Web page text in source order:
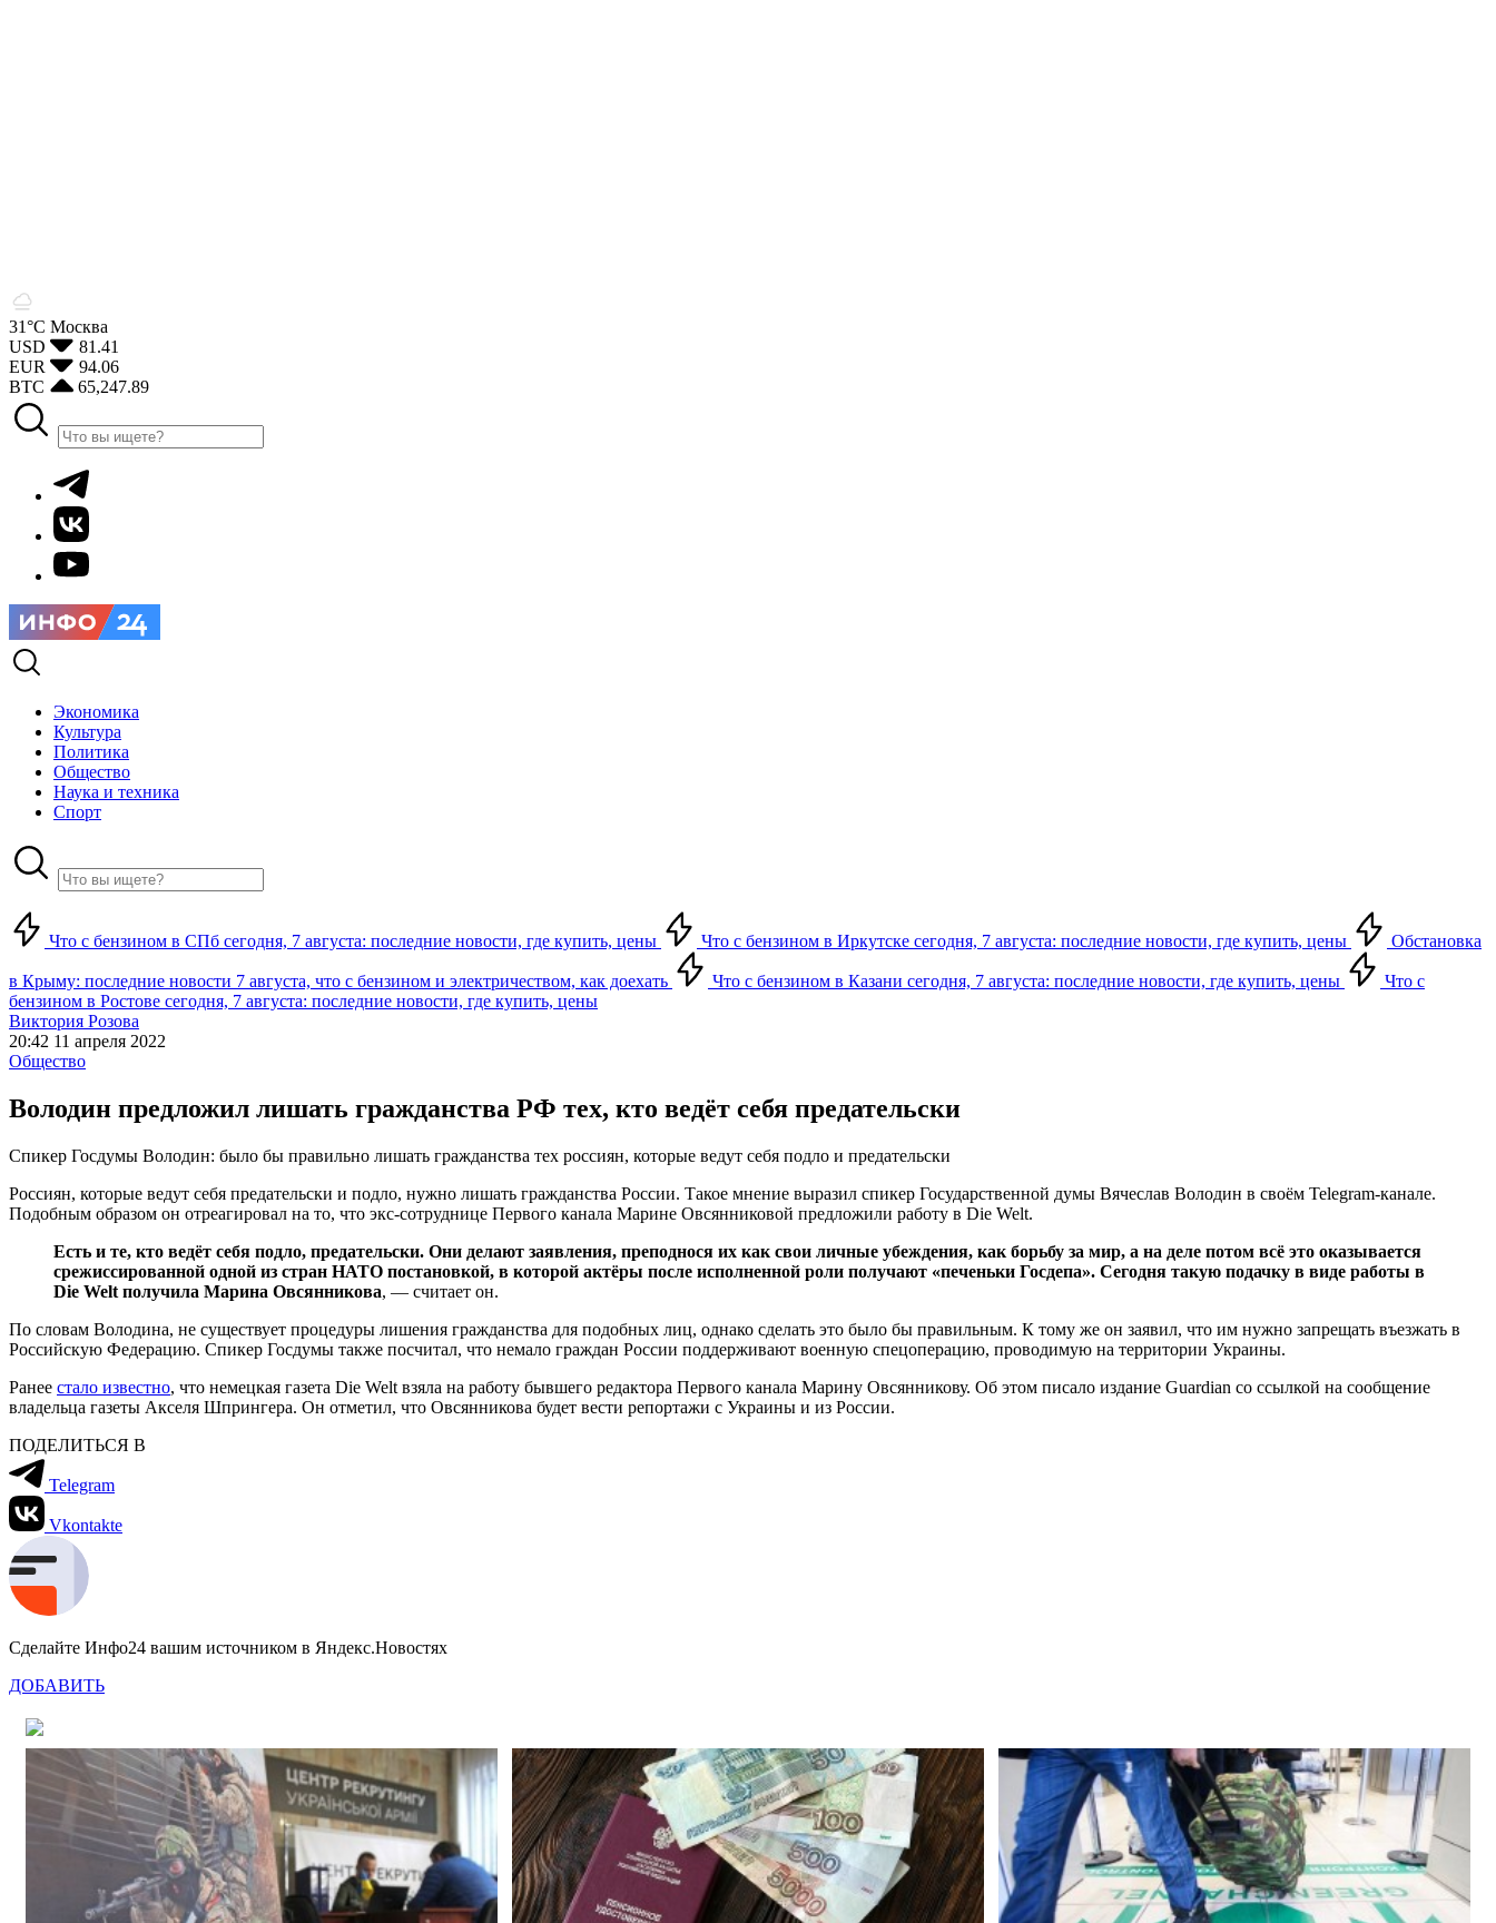
31°С Москва
USD
81.41
EUR
94.06
BTC
65,247.89
Экономика
Культура
Политика
Общество
Наука и техника
Спорт
Что с бензином в СПб сегодня, 7 августа: последние новости, где купить, цены Что с бензином в Иркутске сегодня, 7 августа: последние новости, где купить, цены Обстановка
в Крыму: последние новости 7 августа, что с бензином и электричеством, как доехать Что с бензином в Казани сегодня, 7 августа: последние новости, где купить, цены
Что с
бензином в Ростове сегодня, 7 августа: последние новости, где купить, цены
Виктория Розова
20:42 11 апреля 2022
Общество
Володин предложил лишать гражданства РФ тех, кто ведёт себя предательски
Спикер Госдумы Володин: было бы правильно лишать гражданства тех россиян, которые ведут себя подло и предательски
Россиян, которые ведут себя предательски и подло, нужно лишать гражданства России. Такое мнение выразил спикер Государственной думы Вячеслав Володин в своём Telegram-канале.
Подобным образом он отреагировал на то, что экс-сотруднице Первого канала Марине Овсянниковой предложили работу в Die Welt.
Есть и те, кто ведёт себя подло, предательски. Они делают заявления, преподнося их как свои личные убеждения, как борьбу за мир, а на деле потом всё это оказывается
срежиссированной одной из стран НАТО постановкой, в которой актёры после исполненной роли получают «печеньки Госдепа». Сегодня такую подачку в виде работы в
Die Welt получила Марина Овсянникова, — считает он.
По словам Володина, не существует процедуры лишения гражданства для подобных лиц, однако сделать это было бы правильным. К тому же он заявил, что им нужно запрещать въезжать в
Российскую Федерацию. Спикер Госдумы также посчитал, что немало граждан России поддерживают военную спецоперацию, проводимую на территории Украины.
Ранее стало известно, что немецкая газета Die Welt взяла на работу бывшего редактора Первого канала Марину Овсянникову. Об этом писало издание Guardian со ссылкой на сообщение
владельца газеты Акселя Шпрингера. Он отметил, что Овсянникова будет вести репортажи с Украины и из России.
ПОДЕЛИТЬСЯ В
Telegram
Vkontakte
Сделайте Инфо24 вашим источником в Яндекс.Новостях
ДОБАВИТЬ